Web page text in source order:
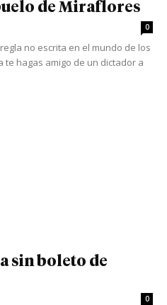
de Miraflores
0
no escrita en el mundo de los
hagas amigo de un dictador a
sin boleto de
0